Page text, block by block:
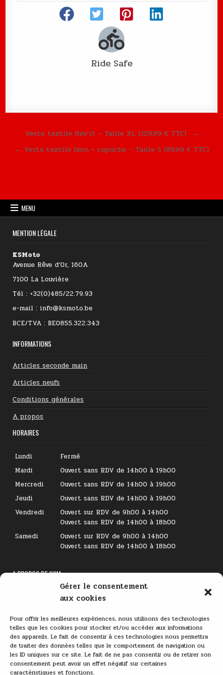
Gérer le consentement
aux cookies
Pour offrir les meilleures expériences, nous utilisons des technologies
telles que les cookies pour stocker et/ou accéder aux informations
des appareils. Le fait de consentir à ces technologies nous permettra
de traiter des données telles que le comportement de navigation ou
les ID uniques sur ce site. Le fait de ne pas consentir ou de retirer son
consentement peut avoir un effet négatif sur certaines
caractéristiques et fonctions.
Ride Safe
Navigation de l’article
Veste textile Rev’it – Taille XL (129,99 € TTC) →
← Veste textile Ixon + capuche – Taille S (89,99 € TTC)
MENU
MENTION LÉGALE
KSMoto
Avenue Rêve d’Or, 160A
7100 La Louvière
Tél : +32(0)485/22.79.93
e-mail : info@ksmoto.be
BCE/TVA : BE0855.322.343
INFORMATIONS
Articles seconde main
Articles neufs
Conditions générales
A propos
HORAIRES
Lundi
Fermé
Mardi
Ouvert sans RDV de 14h00 à 19h00
Mercredi
Ouvert sans RDV de 14h00 à 19h00
Jeudi
Ouvert sans RDV de 14h00 à 19h00
Vendredi
Ouvert sur RDV de 9h00 à 14h00
Ouvert sans RDV de 14h00 à 18h00
Samedi
Ouvert sur RDV de 9h00 à 14h00
Ouvert sans RDV de 14h00 à 18h00
A PROPOS DE KSM